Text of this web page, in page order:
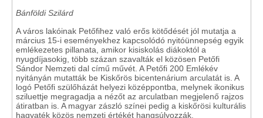
Bánföldi Szilárd
A város lakóinak Petőfihez való erős kötődését jól mutatja a
március 15-i eseményekhez kapcsolódó nyitóünnepség egyik
emlékezetes pillanata, amikor kisiskolás diákoktól a
nyugdíjasokig, több százan szavalták el közösen Petőfi
Sándor Nemzeti dal című művét. A Petőfi 200 Emlékév
nyitányán mutatták be Kiskőrös bicentenárium arculatát is. A
logó Petőfi szülőházát helyezi középpontba, melynek ikonikus
sziluettje megragadja a nézőt az arculatban megjelenő rajzos
átiratban is. A magyar zászló színei pedig a kiskőrösi kulturális
hagyaték közös nemzeti értékét hangsúlyozzák.